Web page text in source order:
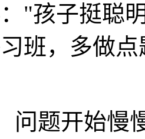
"孩子挺聪
班，多做
问题开始慢